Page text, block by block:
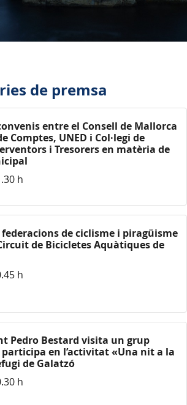
de premsa
entre el Consell de Mallorca
Comptes, UNED i Col·legi de
i Tresorers en matèria de
h
federacions de ciclisme i piragüisme
de Bicicletes Aquàtiques de
h
Pedro Bestard visita un grup
participa en l’activitat «Una nit a la
de Galatzó
h